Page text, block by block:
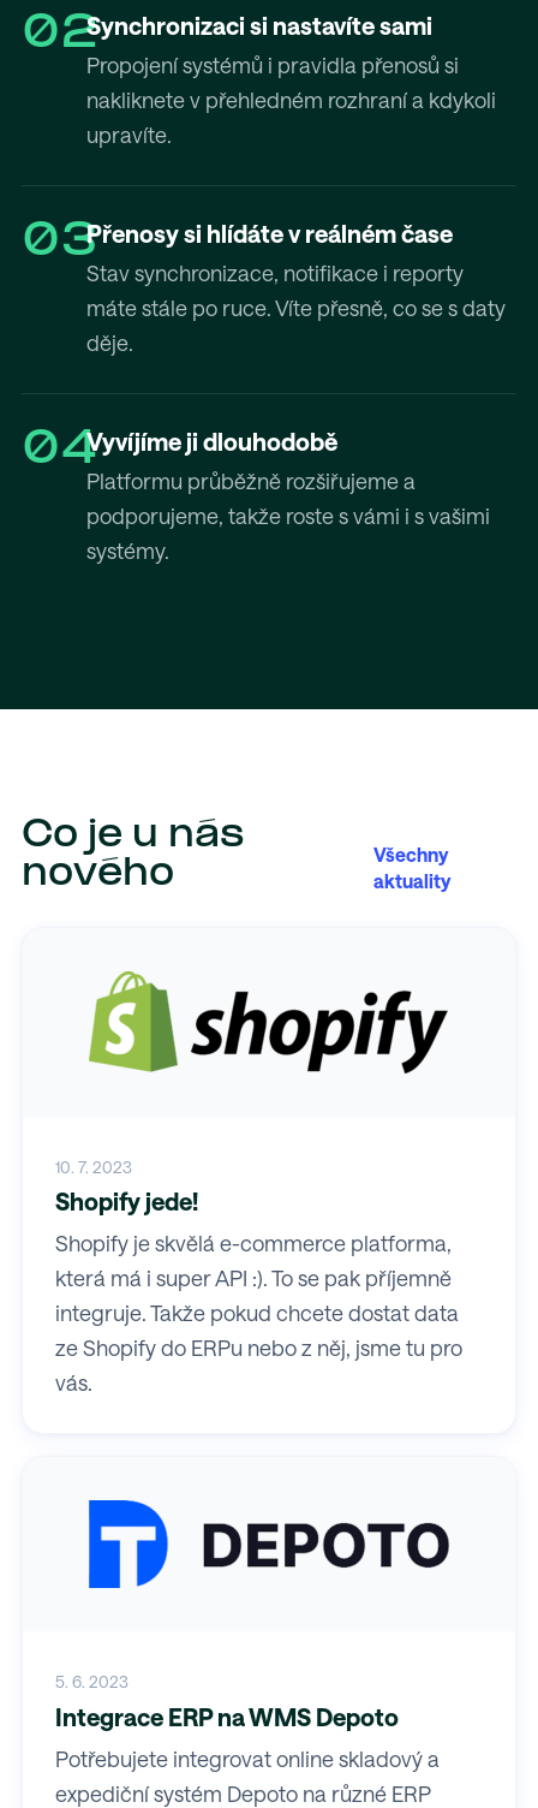
02Synchronizaci si nastavíte sami
Propojení systémů i pravidla přenosů si
nakliknete v přehledném rozhraní a kdykoli
upravíte.
03Přenosy si hlídáte v reálném čase
Stav synchronizace, notifikace i reporty
máte stále po ruce. Víte přesně, co se s daty
děje.
04Vyvíjíme ji dlouhodobě
Platformu průběžně rozšiřujeme a
podporujeme, takže roste s vámi i s vašimi
systémy.
Co je u nás
nového
Všechny
aktuality
10. 7. 2023
Shopify jede!
Shopify je skvělá e-commerce platforma,
která má i super API :). To se pak příjemně
integruje. Takže pokud chcete dostat data
ze Shopify do ERPu nebo z něj, jsme tu pro
vás.
5. 6. 2023
Integrace ERP na WMS Depoto
Potřebujete integrovat online skladový a
expediční systém Depoto na různé ERP